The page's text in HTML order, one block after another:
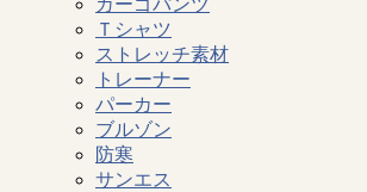
カーゴパンツ
Ｔシャツ
ストレッチ素材
トレーナー
パーカー
ブルゾン
防寒
サンエス